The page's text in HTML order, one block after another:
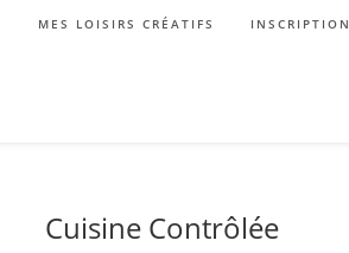
MES LOISIRS CRÉATIFS INSCRIPTION
Cuisine Contrôlée